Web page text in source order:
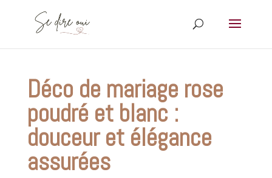
Déco de mariage rose
poudré et blanc :
douceur et élégance
assurées